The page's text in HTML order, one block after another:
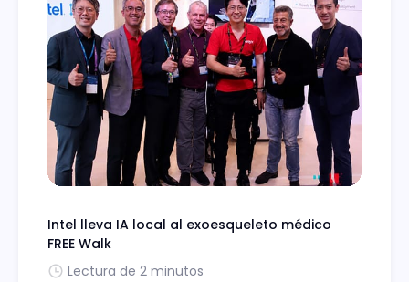
Intel lleva IA local al exoesqueleto médico
FREE Walk
Lectura de 2 minutos